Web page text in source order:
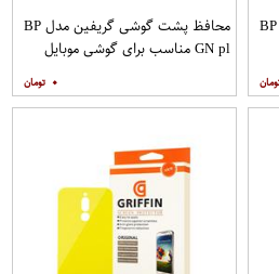
محافظ پشت گوشی گریفین مدل BP
محافظ پشت گوشی گریفین مدل BP
GN pl مناسب برای گوشی موبایل
۰